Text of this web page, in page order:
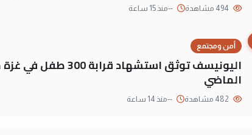
--منذ 15 ساعة
أمن ومجتمع
اليونيسف توثق استشهاد
الماضي
--منذ 14 ساعة